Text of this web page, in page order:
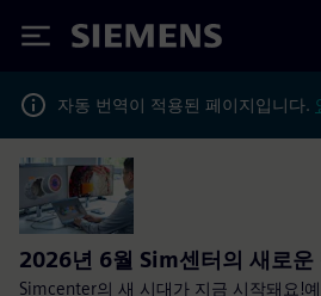
Siemens
자동 번역이 적용된 페이지입니다.
2026년 6월 Sim센터의 새로운
Simcenter의 새 시대가 지금 시작돼요!